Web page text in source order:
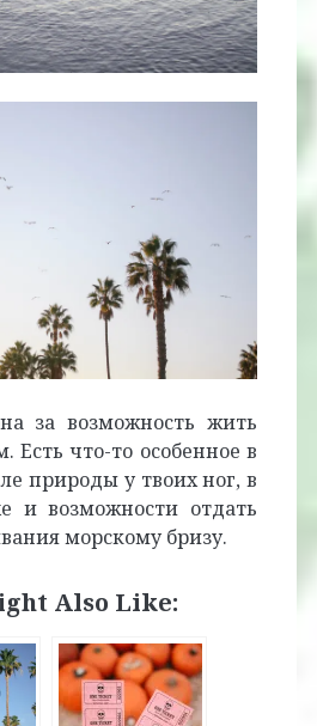
за возможность жить
Есть что-то особенное в
природы у твоих ног, в
и возможности отдать
морскому бризу.
Also Like: